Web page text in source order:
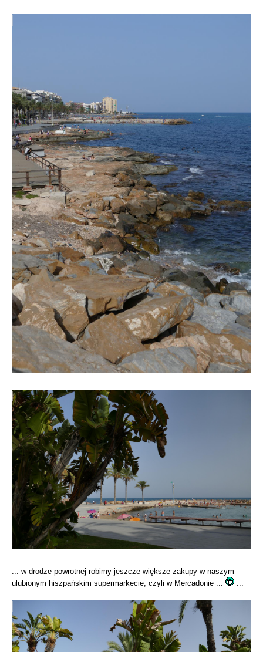
... w drodze powrotnej robimy jeszcze większe zakupy w naszym
ulubionym hiszpańskim supermarkecie, czyli w Mercadonie ...
...